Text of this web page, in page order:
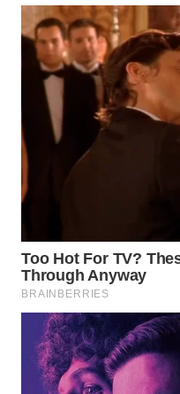
TANGERANG
WN
BINJAI
WN
CIREBON
WN
KUNINGAN
WN
MAJALENGKA
WN